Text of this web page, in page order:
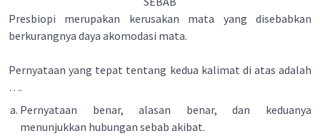
Presbiopi merupakan kerusakan mata yang disebabkan
berkurangnya daya akomodasi mata.
Pernyataan yang tepat tentang kedua kalimat di atas adalah
….
Pernyataan benar, alasan benar, dan keduanya
menunjukkan hubungan sebab akibat.